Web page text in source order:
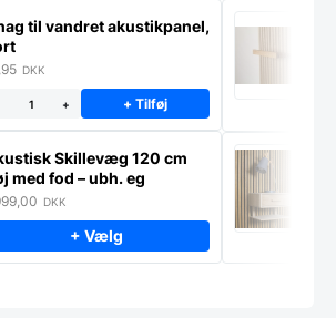
til vandret akustikpanel,
DKK
+ + Tilføj
Skillevæg 120 cm
med fod – ubh. eg
DKK
+ Vælg